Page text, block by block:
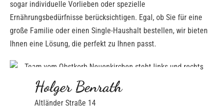
sogar individuelle Vorlieben oder spezielle
Ernährungsbedürfnisse berücksichtigen. Egal, ob Sie für eine
große Familie oder einen Single-Haushalt bestellen, wir bieten
Ihnen eine Lösung, die perfekt zu Ihnen passt.
Holger Benrath
Altländer Straße 14